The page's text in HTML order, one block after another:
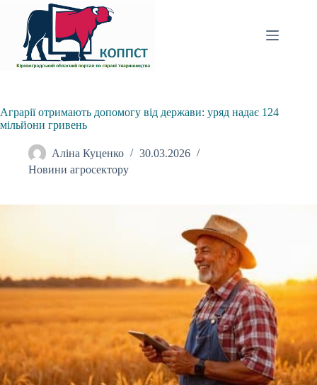
вмісту
Аграрії отримають допомогу від держави: уряд надає 124
мільйони гривень
Аліна Куценко
30.03.2026
Новини агросектору